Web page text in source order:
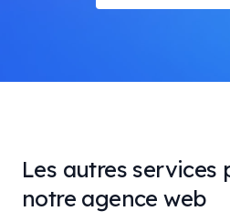
Les autres services
notre agence web